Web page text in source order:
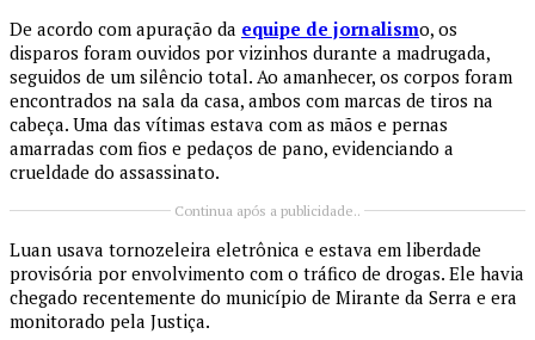
De acordo com apuração da equipe de jornalismo, os
disparos foram ouvidos por vizinhos durante a madrugada,
seguidos de um silêncio total. Ao amanhecer, os corpos foram
encontrados na sala da casa, ambos com marcas de tiros na
cabeça. Uma das vítimas estava com as mãos e pernas
amarradas com fios e pedaços de pano, evidenciando a
crueldade do assassinato.
Continua após a publicidade..
Luan usava tornozeleira eletrônica e estava em liberdade
provisória por envolvimento com o tráfico de drogas. Ele havia
chegado recentemente do município de Mirante da Serra e era
monitorado pela Justiça.